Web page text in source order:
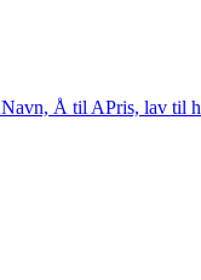
Navn, Å til APris, lav til